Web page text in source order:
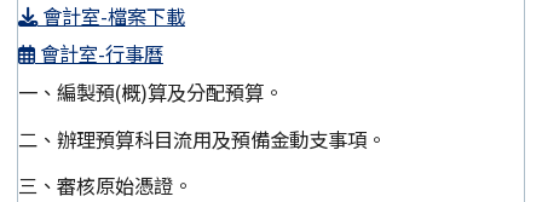
會計室-檔案下載
會計室-行事曆
一、編製預(概)算及分配預算。
二、辦理預算科目流用及預備金動支事項。
三、審核原始憑證。